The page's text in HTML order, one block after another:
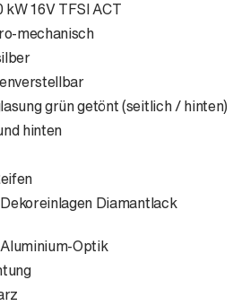
16V TFSI ACT
mechanisch
grün getönt (seitlich / hinten)
hinten
Diamantlack
Optik